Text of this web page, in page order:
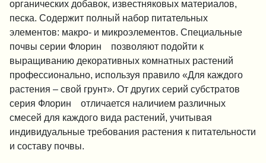
органических добавок, известняковых материалов,
песка. Содержит полный набор питательных
элементов: макро- и микроэлементов. Специальные
почвы серии Флорин
позволяют подойти к
выращиванию декоративных комнатных растений
профессионально, используя правило «Для каждого
растения – свой грунт». От других серий субстратов
серия Флорин
отличается наличием различных
смесей для каждого вида растений, учитывая
индивидуальные требования растения к питательности
и составу почвы.